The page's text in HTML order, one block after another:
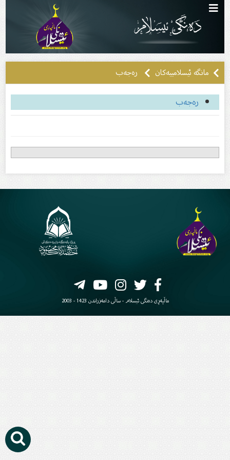
مانگە ئیسلامییەکان ره‌جه‌ب
ره‌جه‌ب
ماڵپەڕی دەنگی ئیسلام - ساڵی دامەزراندن 1423 - 2003